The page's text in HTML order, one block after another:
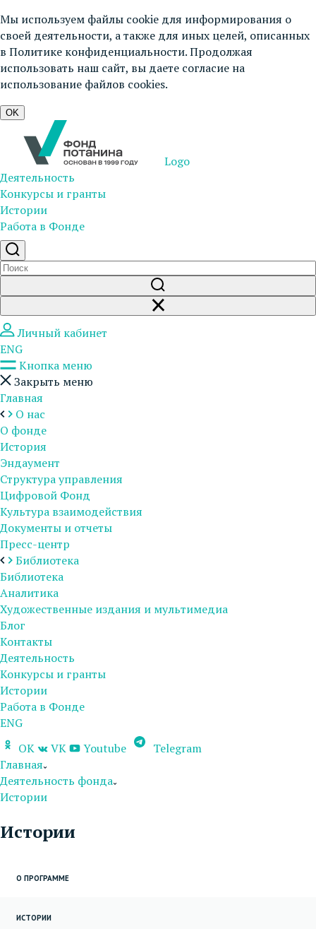
Мы используем файлы cookie для информирования о
своей деятельности, а также для иных целей, описанных
в Политике конфиденциальности. Продолжая
использовать наш сайт, вы даете согласие на
использование файлов cookies.
OK
Logo
Деятельность
Конкурсы и гранты
Истории
Работа в Фонде
Личный кабинет
ENG
Кнопка меню
Закрыть меню
Главная
О нас
О фонде
История
Эндаумент
Структура управления
Цифровой Фонд
Культура взаимодействия
Документы и отчеты
Пресс-центр
Библиотека
Библиотека
Аналитика
Художественные издания и мультимедиа
Блог
Контакты
Деятельность
Конкурсы и гранты
Истории
Работа в Фонде
ENG
OK
VK Youtube
Telegram
Главная
Деятельность фонда
Истории
Истории
О ПРОГРАММЕ
ИСТОРИИ